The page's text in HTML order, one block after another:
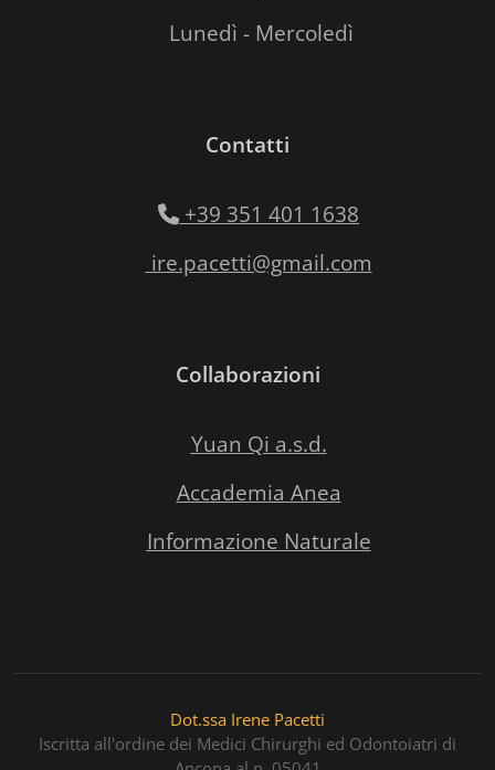
Lunedì - Mercoledì
Contatti
+39 351 401 1638
ire.pacetti@gmail.com
Collaborazioni
Yuan Qi a.s.d.
Accademia Anea
Informazione Naturale
Dot.ssa Irene Pacetti
Iscritta all'ordine dei Medici Chirurghi ed Odontoiatri di